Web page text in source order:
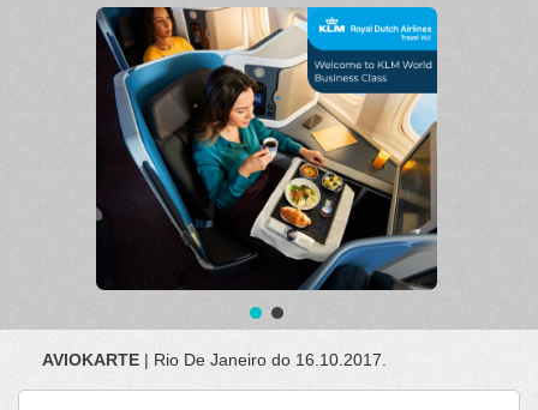
AVIOKARTE | Rio De Janeiro do 16.10.2017.